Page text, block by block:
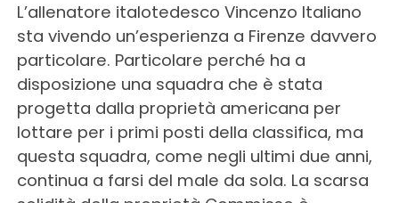
L’allenatore italotedesco Vincenzo Italiano
sta vivendo un’esperienza a Firenze davvero
particolare. Particolare perché ha a
disposizione una squadra che è stata
progetta dalla proprietà americana per
lottare per i primi posti della classifica, ma
questa squadra, come negli ultimi due anni,
continua a farsi del male da sola. La scarsa